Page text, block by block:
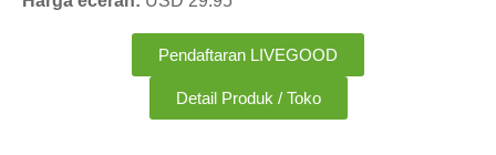
Pendaftaran LIVEGOOD
Detail Produk / Toko